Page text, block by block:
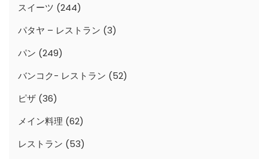
スイーツ (244)
パタヤ – レストラン (3)
パン (249)
バンコク- レストラン (52)
ピザ (36)
メイン料理 (62)
レストラン (53)